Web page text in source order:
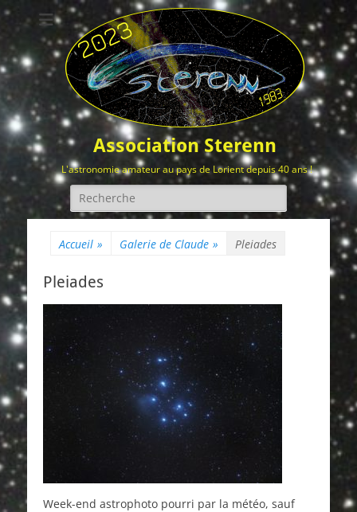
Association Sterenn
L'astronomie amateur au pays de Lorient depuis 40 ans !
Rechercher :
Accueil » Galerie de Claude » Pleiades
Pleiades
Week-end astrophoto pourri par la météo, sauf